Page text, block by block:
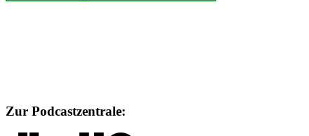
Zur Podcastzentrale: